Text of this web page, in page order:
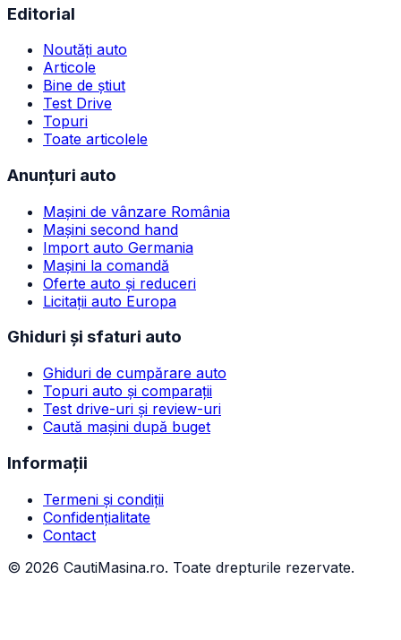
Editorial
Noutăți auto
Articole
Bine de știut
Test Drive
Topuri
Toate articolele
Anunțuri auto
Mașini de vânzare România
Mașini second hand
Import auto Germania
Mașini la comandă
Oferte auto și reduceri
Licitații auto Europa
Ghiduri și sfaturi auto
Ghiduri de cumpărare auto
Topuri auto și comparații
Test drive-uri și review-uri
Caută mașini după buget
Informații
Termeni și condiții
Confidențialitate
Contact
© 2026 CautiMasina.ro. Toate drepturile rezervate.